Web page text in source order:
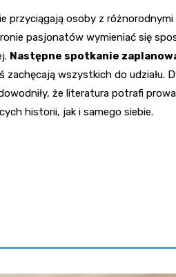
przyciągają osoby z
pasjonatów wymieniać się
Następne spotkanie
zachęcają wszystkich do udziału.
że literatura potrafi
historii, jak i samego siebie.